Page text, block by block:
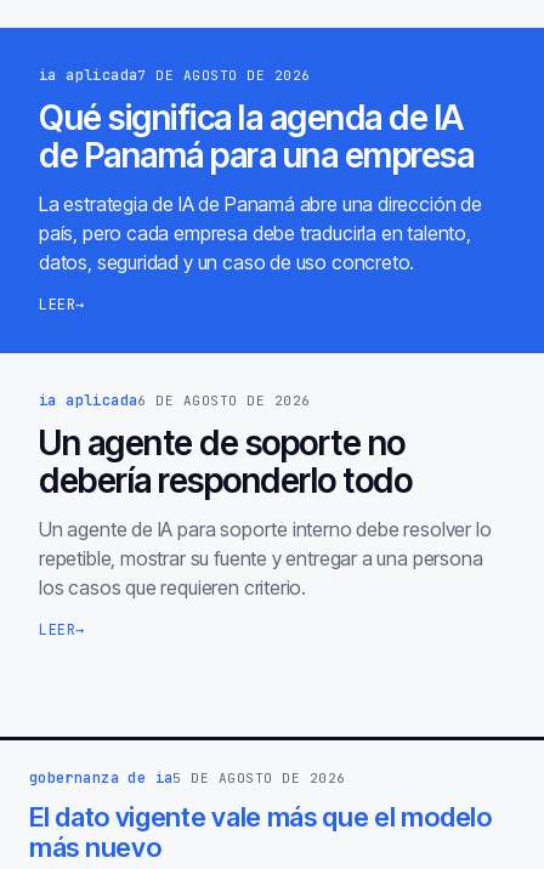
ia aplicada7 DE AGOSTO DE 2026
Qué significa la agenda de IA
de Panamá para una empresa
La estrategia de IA de Panamá abre una dirección de
país, pero cada empresa debe traducirla en talento,
datos, seguridad y un caso de uso concreto.
LEER→
ia aplicada6 DE AGOSTO DE 2026
Un agente de soporte no
debería responderlo todo
Un agente de IA para soporte interno debe resolver lo
repetible, mostrar su fuente y entregar a una persona
los casos que requieren criterio.
LEER→
gobernanza de ia5 DE AGOSTO DE 2026
El dato vigente vale más que el modelo
más nuevo